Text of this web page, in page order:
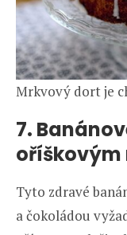
Mrkvový dort je
7.
oříškovým
Tyto zdravé
a čokoládou